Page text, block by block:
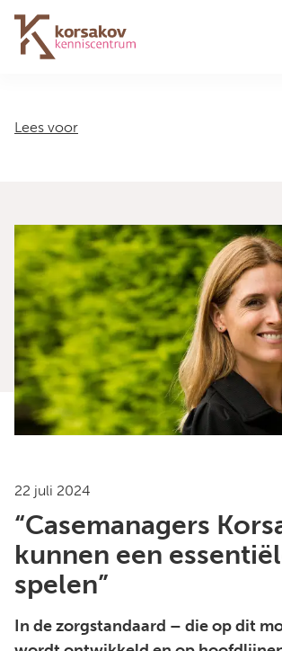
Navigation
Lees voor
22 juli 2024
“Casemanagers
kunnen een
spelen”
In de zorgstandaard – die op dit